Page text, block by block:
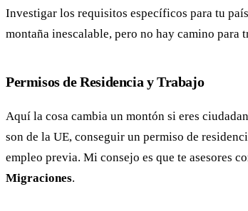
Investigar los requisitos específicos para tu
montaña inescalable, pero no hay camino para
Permisos de Residencia y Trabajo
Aquí la cosa cambia un montón si eres
son de la UE, conseguir un permiso de
empleo previa. Mi consejo es que te asesores
Migraciones.